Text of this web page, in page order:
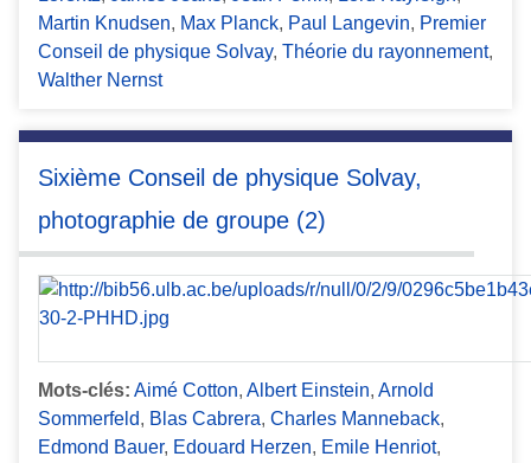
Martin Knudsen, Max Planck, Paul Langevin, Premier
Conseil de physique Solvay, Théorie du rayonnement,
Walther Nernst
Sixième Conseil de physique Solvay,
photographie de groupe (2)
Mots-clés: Aimé Cotton, Albert Einstein, Arnold
Sommerfeld, Blas Cabrera, Charles Manneback,
Edmond Bauer, Edouard Herzen, Emile Henriot,